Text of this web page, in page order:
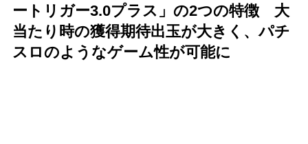
ートリガー3.0プラス」の2つの特徴 大
当たり時の獲得期待出玉が大きく、パチ
スロのようなゲーム性が可能に